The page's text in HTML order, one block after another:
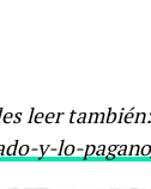
leer
y-lo-